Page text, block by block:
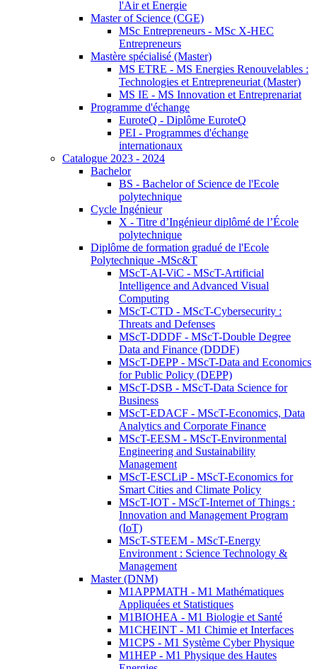
l'Air et Energie
Master of Science (CGE)
MSc Entrepreneurs - MSc X-HEC
Entrepreneurs
Mastère spécialisé (Master)
MS ETRE - MS Energies Renouvelables :
Technologies et Entrepreneuriat (Master)
MS IE - MS Innovation et Entreprenariat
Programme d'échange
EuroteQ - Diplôme EuroteQ
PEI - Programmes d'échange
internationaux
Catalogue 2023 - 2024
Bachelor
BS - Bachelor of Science de l'Ecole
polytechnique
Cycle Ingénieur
X - Titre d’Ingénieur diplômé de l’École
polytechnique
Diplôme de formation gradué de l'Ecole
Polytechnique -MSc&T
MScT-AI-ViC - MScT-Artificial
Intelligence and Advanced Visual
Computing
MScT-CTD - MScT-Cybersecurity :
Threats and Defenses
MScT-DDDF - MScT-Double Degree
Data and Finance (DDDF)
MScT-DEPP - MScT-Data and Economics
for Public Policy (DEPP)
MScT-DSB - MScT-Data Science for
Business
MScT-EDACF - MScT-Economics, Data
Analytics and Corporate Finance
MScT-EESM - MScT-Environmental
Engineering and Sustainability
Management
MScT-ESCLiP - MScT-Economics for
Smart Cities and Climate Policy
MScT-IOT - MScT-Internet of Things :
Innovation and Management Program
(IoT)
MScT-STEEM - MScT-Energy
Environment : Science Technology &
Management
Master (DNM)
M1APPMATH - M1 Mathématiques
Appliquées et Statistiques
M1BIOHEA - M1 Biologie et Santé
M1CHEINT - M1 Chimie et Interfaces
M1CPS - M1 Système Cyber Physique
M1HEP - M1 Physique des Hautes